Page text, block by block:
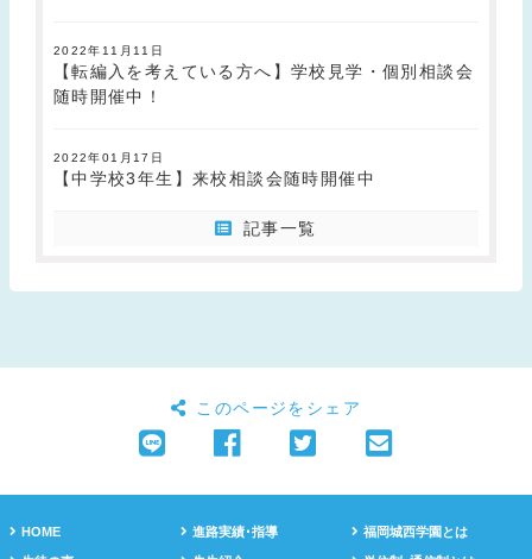
2022年11月11日
【転編入を考えている方へ】学校見学・個別相談会
随時開催中！
2022年01月17日
【中学校3年生】来校相談会随時開催中
記事一覧
このページをシェア
HOME 進路実績･指導 福岡城西学園とは